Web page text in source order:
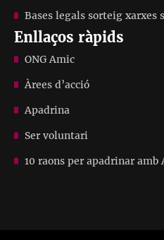
Bases legals sorteig xarxes
Enllaços ràpids
ONG Amic
Àrees d’acció
Apadrina
Ser voluntari
10 raons per apadrinar amb